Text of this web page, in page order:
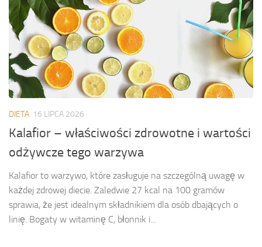
DIETA 16 LIPCA 2026
Kalafior – właściwości zdrowotne i wartości
odżywcze tego warzywa
Kalafior to warzywo, które zasługuje na szczególną uwagę w
każdej zdrowej diecie. Zaledwie 27 kcal na 100 gramów
sprawia, że jest idealnym składnikiem dla osób dbających o
linię. Bogaty w witaminę C, błonnik i...